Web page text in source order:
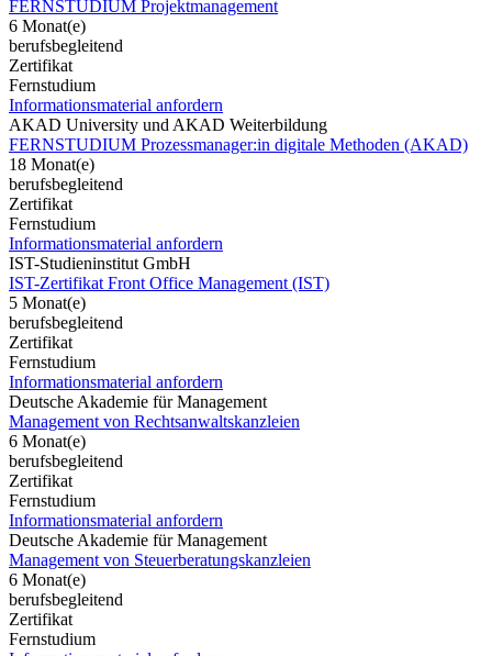
FERNSTUDIUM Projektmanagement
6 Monat(e)
berufsbegleitend
Zertifikat
Fernstudium
Informationsmaterial anfordern
AKAD University und AKAD Weiterbildung
FERNSTUDIUM Prozessmanager:in digitale Methoden (AKAD)
18 Monat(e)
berufsbegleitend
Zertifikat
Fernstudium
Informationsmaterial anfordern
IST-Studieninstitut GmbH
IST-Zertifikat Front Office Management (IST)
5 Monat(e)
berufsbegleitend
Zertifikat
Fernstudium
Informationsmaterial anfordern
Deutsche Akademie für Management
Management von Rechtsanwaltskanzleien
6 Monat(e)
berufsbegleitend
Zertifikat
Fernstudium
Informationsmaterial anfordern
Deutsche Akademie für Management
Management von Steuerberatungskanzleien
6 Monat(e)
berufsbegleitend
Zertifikat
Fernstudium